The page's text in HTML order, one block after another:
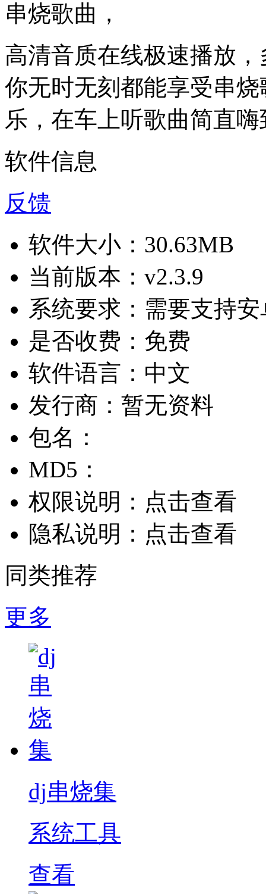
串烧歌曲，
高清音质在线极速播放
你无时无刻都能享受串
乐，在车上听歌曲简直嗨
软件信息
反馈
软件大小： 30.63MB
当前版本： v2.3.9
系统要求： 需要支持
是否收费： 免费
软件语言： 中文
发行商： 暂无资料
包名：
MD5：
权限说明： 点击查看
隐私说明： 点击查看
同类推荐
更多
dj串烧集
系统工具
查看